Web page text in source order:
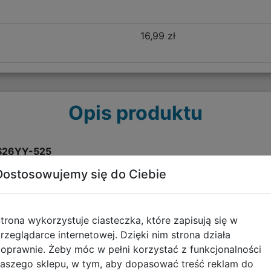
16,99 zł
Opis produktu
525
materiałów. Jest lekki, posiada miękkie, szerokie,
wyprofilowane i usztywnione panelami gąbkowymi plecy
liczne elementy odblaskowe, które stanowią również
na zamek z przegrodami, kieszeń na froncie oraz
zawartość i utrzymać porządek w plecaku. Boczna
się do Ciebie
wykorzystuje ciasteczka, które zapisują się w
internetowej. Dzięki nim strona działa
Żeby móc w pełni korzystać z funkcjonalności
sklepu, w tym, aby dopasować treść reklam do